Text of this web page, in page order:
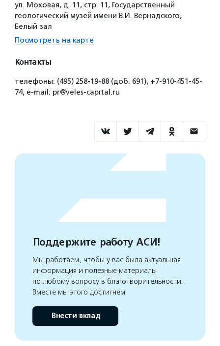
ул. Моховая, д. 11, стр. 11, Государственный
геологический музей имени В.И. Вернадского,
Белый зал
Посмотреть на карте
Контакты
телефоны: (495) 258-19-88 (доб. 691), +7-910-451-45-
74, e-mail: pr@veles-capital.ru
Поддержите работу АСИ!
Мы работаем, чтобы у вас была актуальная
информация и полезные материалы
по любому вопросу в благотворительности.
Вместе мы этого достигнем
Внести вклад